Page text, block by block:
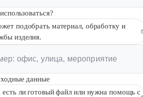
подобрать материал, обработку и
изделия.
данные
есть ли готовый файл или нужна помощь с